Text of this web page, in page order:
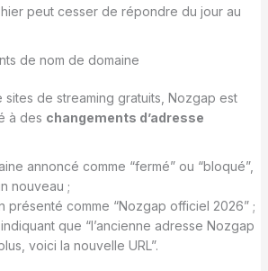
hier peut cesser de répondre du jour au
de nom de domaine
de streaming gratuits, Nozgap est
à des changements d’adresse
annoncé comme “fermé” ou “bloqué”,
nouveau ;
présenté comme “Nozgap officiel 2026” ;
que “l’ancienne adresse Nozgap
voici la nouvelle URL”.